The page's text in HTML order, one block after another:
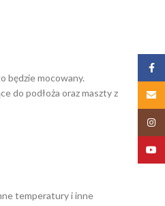
będzie mocowany.
do podłoża oraz maszty z
temperatury i inne
Email